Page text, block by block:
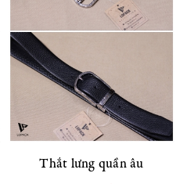
Thắt lưng quần âu